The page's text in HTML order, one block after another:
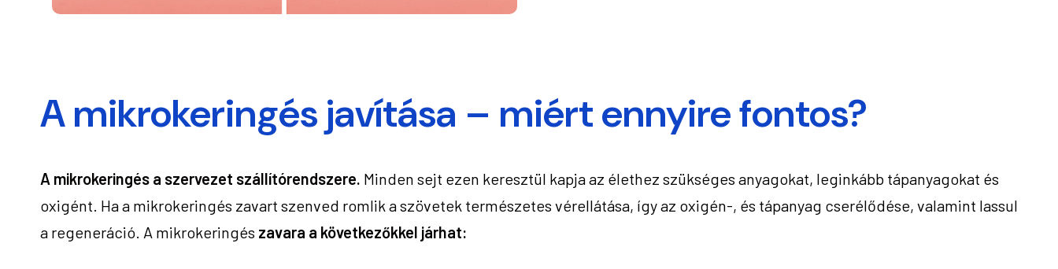
A mikrokeringés javítása – miért ennyire fontos?
A mikrokeringés a szervezet szállítórendszere. Minden sejt ezen keresztül kapja az élethez szükséges anyagokat, leginkább tápanyagokat és
oxigént. Ha a mikrokeringés zavart szenved romlik a szövetek természetes vérellátása, így az oxigén-, és tápanyag cserélődése, valamint lassul
a regeneráció. A mikrokeringés zavara a következőkkel járhat: